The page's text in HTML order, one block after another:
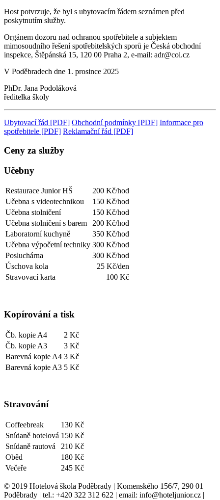
Host potvrzuje, že byl s ubytovacím řádem seznámen před
poskytnutím služby.
Orgánem dozoru nad ochranou spotřebitele a subjektem
mimosoudního řešení spotřebitelských sporů je Česká obchodní
inspekce, Štěpánská 15, 120 00 Praha 2, e-mail: adr@coi.cz
V Poděbradech dne 1. prosince 2025
PhDr. Jana Podoláková
ředitelka školy
Ubytovací řád [PDF] Obchodní podmínky [PDF] Informace pro
spotřebitele [PDF] Reklamační řád [PDF]
Ceny za služby
Učebny
Restaurace Junior HŠ
200 Kč/hod
Učebna s videotechnikou
150 Kč/hod
Učebna stolničení
150 Kč/hod
Učebna stolničení s barem
200 Kč/hod
Laboratorní kuchyně
350 Kč/hod
Učebna výpočetní techniky 300 Kč/hod
Posluchárna
300 Kč/hod
Úschova kola
25 Kč/den
Stravovací karta
100 Kč
Kopírování a tisk
Čb. kopie A4
2 Kč
Čb. kopie A3
3 Kč
Barevná kopie A4 3 Kč
Barevná kopie A3 5 Kč
Stravování
Coffeebreak
130 Kč
Snídaně hotelová 150 Kč
Snídaně rautová
210 Kč
Oběd
180 Kč
Večeře
245 Kč
© 2019 Hotelová škola Poděbrady | Komenského 156/7, 290 01
Poděbrady | tel.: +420 322 312 622 | email: info@hoteljunior.cz |